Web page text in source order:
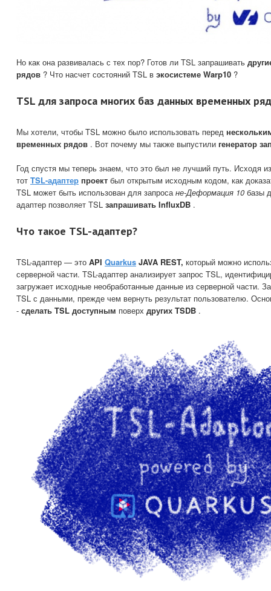
Но как она развивалась с тех пор? Готов ли TSL запрашивать
рядов ? Что насчет состояний TSL в экосистеме Warp10 ?
TSL для запроса многих баз данных временных
Мы хотели, чтобы TSL можно было использовать перед
временных рядов . Вот почему мы также выпустили генератор
Год спустя мы теперь знаем, что это был не лучший путь. Исходя
тот TSL-адаптер проект был открытым исходным кодом, как
TSL может быть использован для запросане-Деформация 10 базы
адаптер позволяет TSL запрашивать InfluxDB .
Что такое TSL-адаптер?
TSL-адаптер — это API Quarkus JAVA REST, который можно
серверной части. TSL-адаптер анализирует запрос TSL,
загружает исходные необработанные данные из серверной части.
TSL с данными, прежде чем вернуть результат пользователю.
- сделать TSL доступным поверх других TSDB .